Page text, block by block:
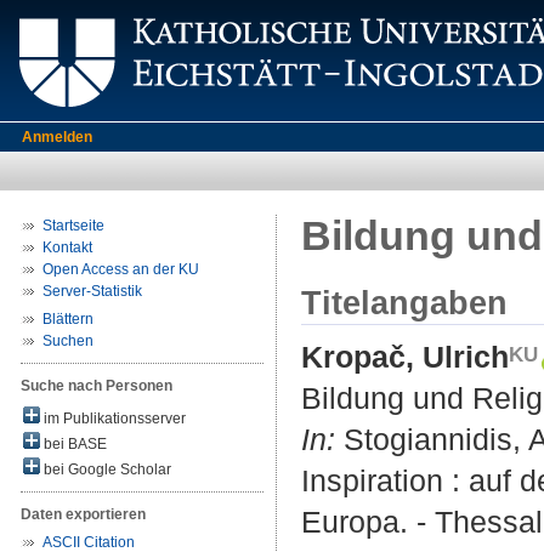
Anmelden
Startseite
Kontakt
Open Access an der KU
Server-Statistik
Blättern
Suchen
Suche nach Personen
im Publikationsserver
bei BASE
bei Google Scholar
Daten exportieren
ASCII Citation
Bildung
Titelangaben
Kropač, Ulrich
Bildung und
In: Stogiannidis,
Inspiration : auf
Europa. -